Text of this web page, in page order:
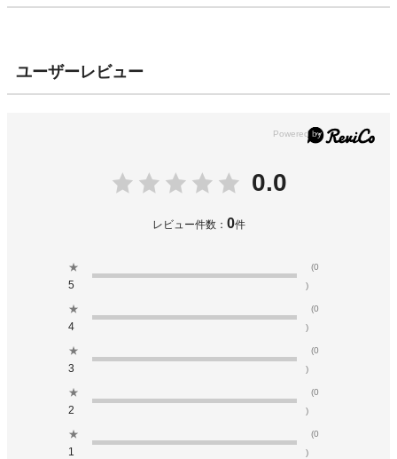
ユーザーレビュー
0.0
レビュー件数： 0件
★
5
(0
)
★
4
(0
)
★
3
(0
)
★
2
(0
)
★
1
(0
)